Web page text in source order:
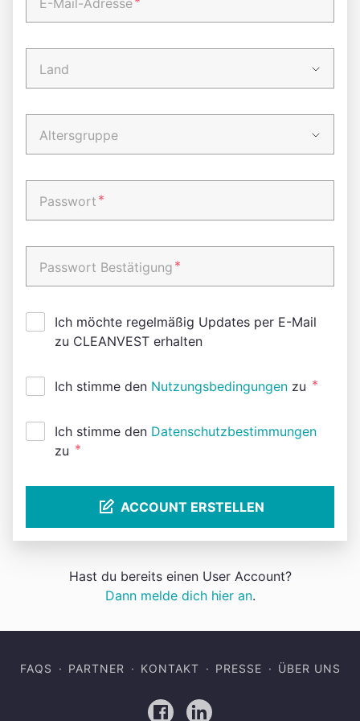
E-Mail-Adresse
Land
Altersgruppe
Passwort *
Passwort Bestätigung *
Ich möchte regelmäßig Updates per E-Mail
zu CLEANVEST erhalten
Ich stimme den Nutzungsbedingungen zu *
Ich stimme den Datenschutzbestimmungen
zu *
ACCOUNT ERSTELLEN
Hast du bereits einen User Account?
Dann melde dich hier an.
FAQS PARTNER KONTAKT PRESSE ÜBER UNS